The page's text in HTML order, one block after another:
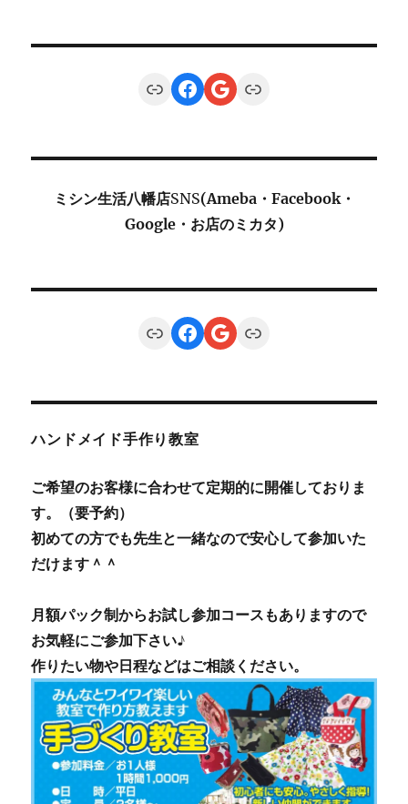
LinkFacebook
Google
Link
ミシン生活八幡店SNS(Ameba・Facebook・
Google・お店のミカタ)
LinkFacebook
Google
Link
ハンドメイド手作り教室
ご希望のお客様に合わせて定期的に開催しておりま
す。（要予約）
初めての方でも先生と一緒なので安心して参加いた
だけます＾＾
月額パック制からお試し参加コースもありますので
お気軽にご参加下さい♪
作りたい物や日程などはご相談ください。